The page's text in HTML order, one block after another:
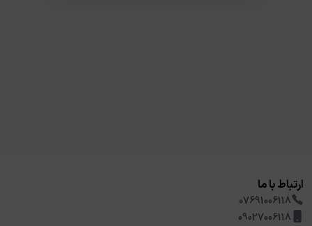
ارتباط با ما
07691006118
09027006118